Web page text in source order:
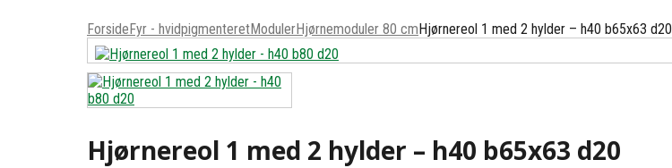
ForsideFyr - hvidpigmenteretModulerHjørnemoduler 80 cmHjørnereol 1 med 2 hylder – h40 b65x63 d20
Hjørnereol 1 med 2 hylder – h40 b65x63 d20